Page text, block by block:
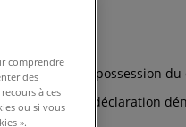
avez pris possession
d’une déclaration
comprendre
des
à ces
ou si vous
».